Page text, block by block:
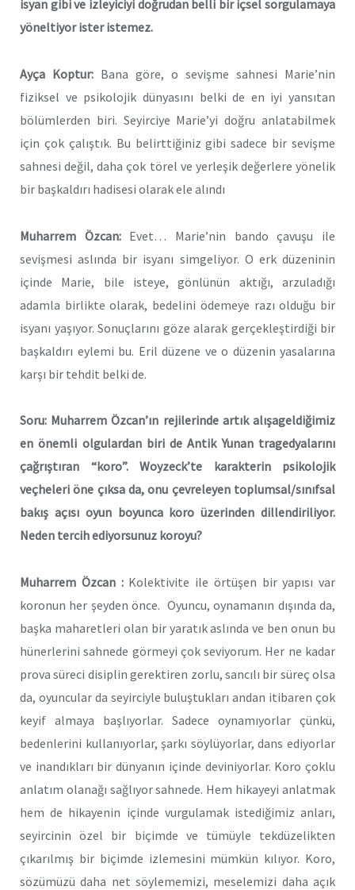
isyan gibi ve izleyiciyi doğrudan belli bir içsel sorgulamaya
yöneltiyor ister istemez.
Ayça Koptur: Bana göre, o sevişme sahnesi Marie’nin
fiziksel ve psikolojik dünyasını belki de en iyi yansıtan
bölümlerden biri. Seyirciye Marie’yi doğru anlatabilmek
için çok çalıştık. Bu belirttiğiniz gibi sadece bir sevişme
sahnesi değil, daha çok törel ve yerleşik değerlere yönelik
bir başkaldırı hadisesi olarak ele alındı
Muharrem Özcan:Evet… Marie’nin bando çavuşu ile
sevişmesi aslında bir isyanı simgeliyor. O erk düzeninin
içinde Marie, bile isteye, gönlünün aktığı, arzuladığı
adamla birlikte olarak, bedelini ödemeye razı olduğu bir
isyanı yaşıyor. Sonuçlarını göze alarak gerçekleştirdiği bir
başkaldırı eylemi bu. Eril düzene ve o düzenin yasalarına
karşı bir tehdit belki de.
Soru: Muharrem Özcan’ın rejilerinde artık alışageldiğimiz
en önemli olgulardan biri de Antik Yunan tragedyalarını
çağrıştıran “koro”. Woyzeck’te karakterin psikolojik
veçheleri öne çıksa da, onu çevreleyen toplumsal/sınıfsal
bakış açısı oyun boyunca koro üzerinden dillendiriliyor.
Neden tercih ediyorsunuz koroyu?
Muharrem Özcan :Kolektivite ile örtüşen bir yapısı var
koronun her şeyden önce. Oyuncu, oynamanın dışında da,
başka maharetleri olan bir yaratık aslında ve ben onun bu
hünerlerini sahnede görmeyi çok seviyorum. Her ne kadar
prova süreci disiplin gerektiren zorlu, sancılı bir süreç olsa
da, oyuncular da seyirciyle buluştukları andan itibaren çok
keyif almaya başlıyorlar. Sadece oynamıyorlar çünkü,
bedenlerini kullanıyorlar, şarkı söylüyorlar, dans ediyorlar
ve inandıkları bir dünyanın içinde deviniyorlar. Koro çoklu
anlatım olanağı sağlıyor sahnede. Hem hikayeyi anlatmak
hem de hikayenin içinde vurgulamak istediğimiz anları,
seyircinin özel bir biçimde ve tümüyle tekdüzelikten
çıkarılmış bir biçimde izlemesini mümkün kılıyor. Koro,
sözümüzü daha net söylememizi, meselemizi daha açık